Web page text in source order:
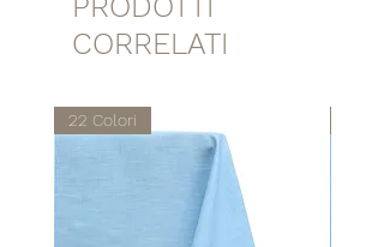
PRODOTTI
CORRELATI
22 Colori